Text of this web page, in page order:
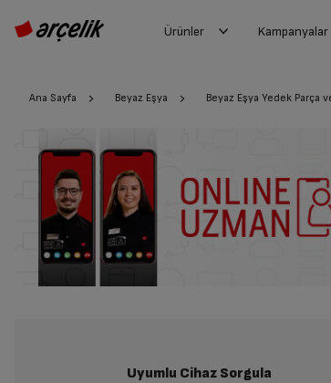
Ürünler Kampanyalar
Ana Sayfa Beyaz Eşya Beyaz Eşya Yedek Parça
Uyumlu Cihaz Sorgula